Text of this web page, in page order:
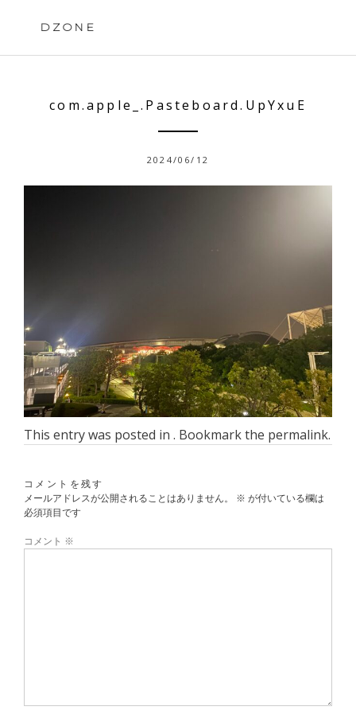
DZONE
com.apple_.Pasteboard.UpYxuE
2024/06/12
This entry was posted in . Bookmark the permalink.
コメントを残す
メールアドレスが公開されることはありません。
※ が付いている欄は
必須項目です
コメント ※